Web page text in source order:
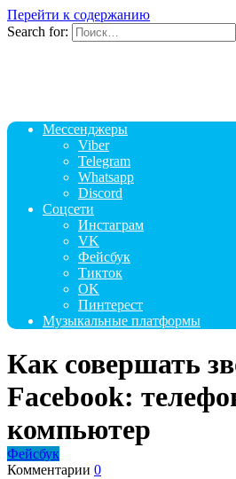
Перейти к содержанию
Search for:
Мессенджеры
Viber
Telegram
Whatsapp
Discord
Соцсети
Инстаграм
VK
Фейсбук
Тикток
OK
Пинтерест
Музыкальные платформы
Как совершать
Facebook:
компьютер
Фейсбук
Комментарии 0